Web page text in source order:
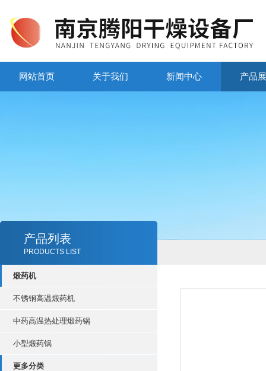
网站首页 关于我们 新闻中心 产品
产品列表
PRODUCTS LIST
煅药机
不锈钢高温煅药机
中药高温热处理煅药锅
小型煅药锅
更多分类